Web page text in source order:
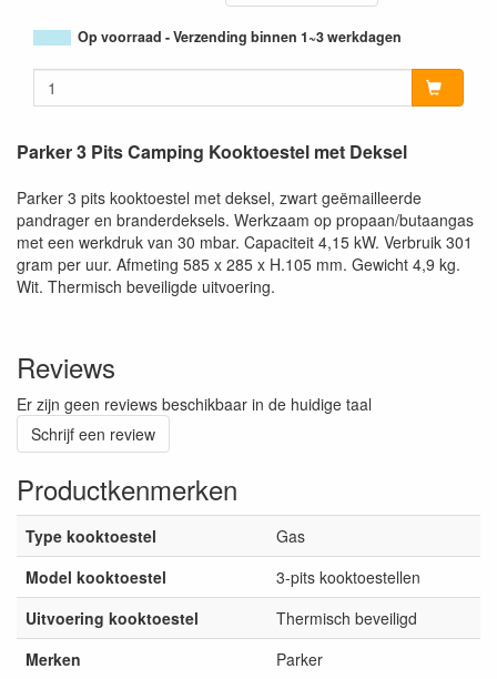
Op voorraad - Verzending binnen 1~3 werkdagen
Parker 3 Pits Camping Kooktoestel met Deksel
Parker 3 pits kooktoestel met deksel, zwart geëmailleerde
pandrager en branderdeksels. Werkzaam op propaan/butaangas
met een werkdruk van 30 mbar. Capaciteit 4,15 kW. Verbruik 301
gram per uur. Afmeting 585 x 285 x H.105 mm. Gewicht 4,9 kg.
Wit. Thermisch beveiligde uitvoering.
Reviews
Er zijn geen reviews beschikbaar in de huidige taal
Schrijf een review
Productkenmerken
Type kooktoestel
Gas
Model kooktoestel
3-pits kooktoestellen
Uitvoering kooktoestel
Thermisch beveiligd
Merken
Parker